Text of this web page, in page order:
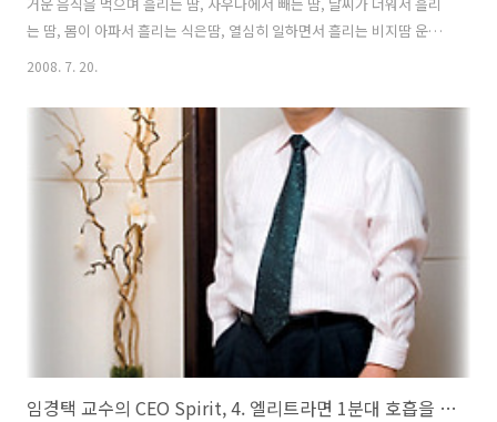
는 땀, 몸이 아파서 흘리는 식은땀, 열심히 일하면서 흘리는 비지땀 운동
해서 나는 땀, 등등. 가만히 짚어보면 땀의 종류도 참 여러 가지다. 그런
개월~1년 정도 꾸준히 수련하면 한여름이 아닌 봄, 가을, 겨울에도 수련
중에 땀이 날 때가 있다. 심하면 턱에서 땀이 뚝뚝 떨어질 정도이거나 온
몸이 소나기를 맞은 것처럼 젖은 상태가 되는 경우도 있다. 이렇게 땀이
나는 것은 단전에서 열기가 날 때 나타나는 현상이다. 이 열기의 작용은
단전에 축적된 기운을 전신에 퍼져가도록 한다. 이때 ..
2008. 7. 20.
임경택 교수의 CEO Spirit, 4. 엘리트라면 1분대 호흡을 해야...